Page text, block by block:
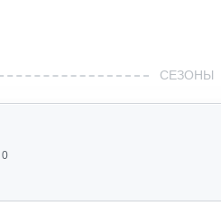
СЕЗОНЫ
0